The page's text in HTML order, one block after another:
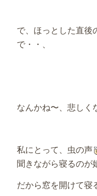
で、ほっとした直後
で・・、
なんかね〜、悲しく
私にとって、虫の声
聞きながら寝るのが
だから窓を開けて寝